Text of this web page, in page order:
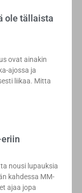
ole tällaista
ovat ainakin
ajossa ja
liikaa. Mitta
nousi lupauksia
kahdessa MM-
ajaa jopa